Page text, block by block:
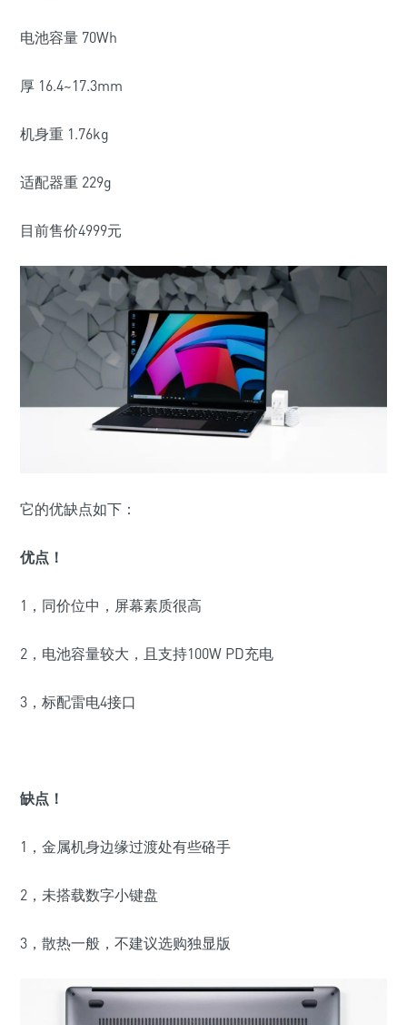
电池容量 70Wh
厚 16.4~17.3mm
机身重 1.76kg
适配器重 229g
目前售价4999元
它的优缺点如下：
优点！
1，同价位中，屏幕素质很高
2，电池容量较大，且支持100W PD充电
3，标配雷电4接口
缺点！
1， 金属机身边缘过渡处有些硌手
2， 未搭载数字小键盘
3，散热一般，不建议选购独显版